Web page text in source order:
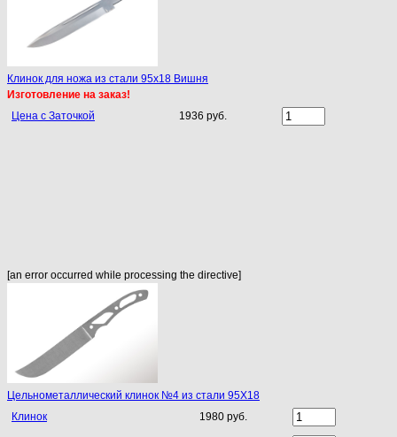
Клинок для ножа из стали 95х18 Вишня
Изготовление на заказ!
Цена с Заточкой
1936 руб.
[an error occurred while processing the directive]
Цельнометаллический клинок №4 из стали 95Х18
Клинок
1980 руб.